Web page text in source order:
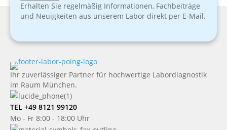
Erhalten Sie regelmäßig Informationen, Fachbeiträge
und Neuigkeiten aus unserem Labor direkt per E-Mail.
Ihr zuverlässiger Partner für hochwertige Labordiagnostik
im Raum München.
TEL +49 8121 99120
Mo - Fr 8:00 - 18:00 Uhr